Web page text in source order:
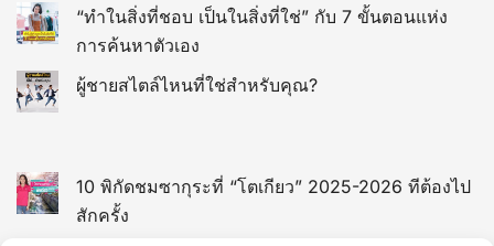
“ทำในสิ่งที่ชอบ เป็นในสิ่งที่ใช่” กับ 7 ขั้นตอนแห่ง
การค้นหาตัวเอง
ผู้ชายสไตล์ไหนที่ใช่สำหรับคุณ?
10 พิกัดชมซากุระที่ “โตเกียว” 2025-2026 ทีต้องไป
สักครั้ง